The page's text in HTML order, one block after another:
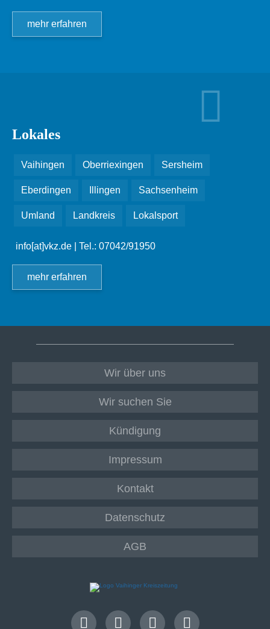
mehr erfahren
Lokales
Vaihingen Oberriexingen Sersheim
Eberdingen Illingen Sachsenheim
Umland Landkreis Lokalsport
info[at]vkz.de | Tel.: 07042/91950
mehr erfahren
Wir über uns
Wir suchen Sie
Kündigung
Impressum
Kontakt
Datenschutz
AGB